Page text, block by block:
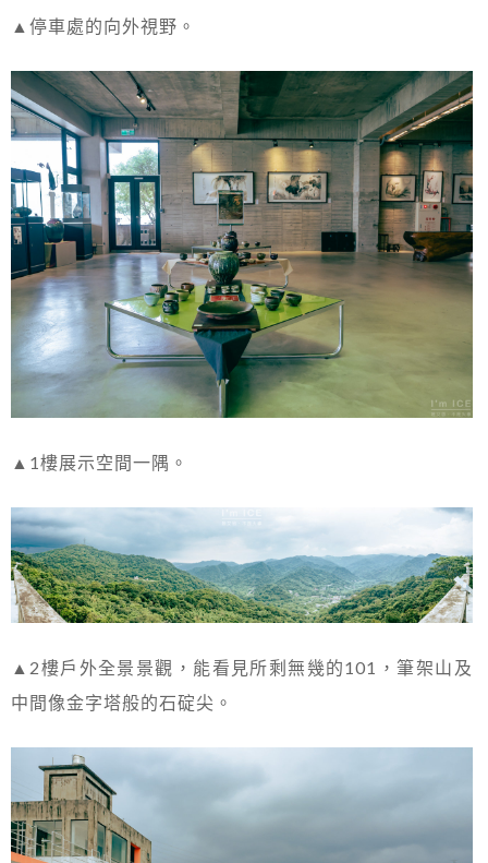
▲停車處的向外視野。
▲1樓展示空間一隅。
▲2樓戶外全景景觀，能看見所剩無幾的101，筆架山及
中間像金字塔般的石碇尖。